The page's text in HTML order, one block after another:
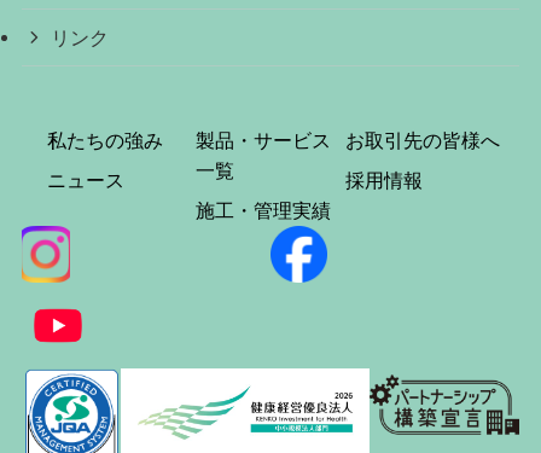
リンク
私たちの強み
ニュース
製品・サービス
一覧
施工・管理実績
お取引先の皆様へ
採用情報